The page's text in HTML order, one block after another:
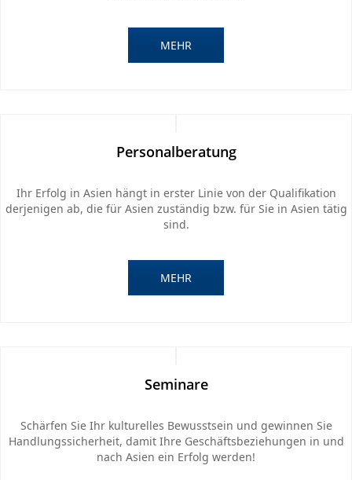
MEHR
Personalberatung
Ihr Erfolg in Asien hängt in erster Linie von der Qualifikation
derjenigen ab, die für Asien zuständig bzw. für Sie in Asien tätig
sind.
MEHR
Seminare
Schärfen Sie Ihr kulturelles Bewusstsein und gewinnen Sie
Handlungssicherheit, damit Ihre Geschäftsbeziehungen in und
nach Asien ein Erfolg werden!